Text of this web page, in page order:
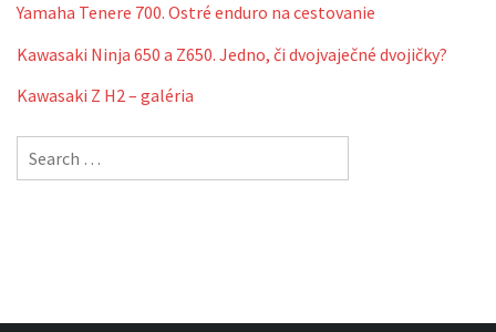
Yamaha Tenere 700. Ostré enduro na cestovanie
Kawasaki Ninja 650 a Z650. Jedno, či dvojvaječné dvojičky?
Kawasaki Z H2 – galéria
Search
for: